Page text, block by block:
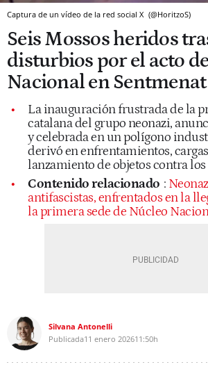
Captura de un vídeo de la red social X (@HoritzoS)
Seis Mossos heridos
disturbios por el acto
Nacional en Sentmenat
La inauguración frustrada de la
catalana del grupo neonazi,
y celebrada en un polígono
derivó en enfrentamientos,
lanzamiento de objetos contra los
Contenido relacionado :
antifascistas, enfrentados en la
la primera sede de Núcleo
Silvana Antonelli
Publicada11 enero 202611:50h